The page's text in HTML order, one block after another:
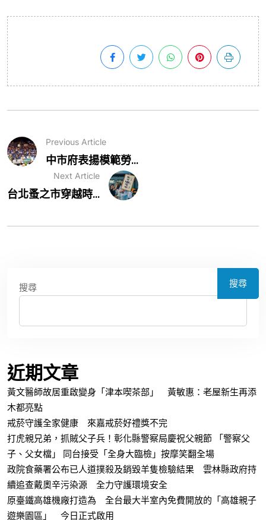
Previous Article
中市府表揚模範勞...
Next Article
台北蚤之市穿越時...
搜尋 搜尋
近期文章
黃文醫師故居重啟變身「津本喫茶部」 黃敏惠：老屋新生再添
木都亮點
戒菸守護全家健康 來嘉戒菸好禮獎不完
打虎親兄弟，抓賊父子兵！彰化縣警察局慶祝父親節 「警察父
子、父女檔」 同台接受「全身大臨檢」按摩笑翻全場
政院食藥署公布已人道撲殺及銷毀羊隻檢驗結果 雲林縣政府持
續追查戴奧辛污染源 全力守護環境安全
原臺鐵高雄機廠打造為 全台最大半室內免費開放的「高雄親子
遊樂園區」 今日正式啟用